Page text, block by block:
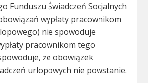
Funduszu Świadczeń Socjalnych
wypłaty pracownikom
nie spowoduje
pracownikom tego
że obowiązek
urlopowych nie powstanie.